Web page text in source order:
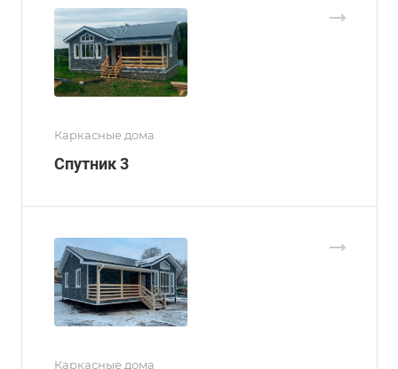
Каркасные дома
Спутник 3
Каркасные дома